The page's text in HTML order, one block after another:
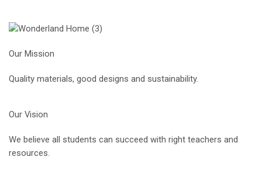
Our Mission
Quality materials, good designs and sustainability.
Our Vision
We believe all students can succeed with right teachers and
resources.